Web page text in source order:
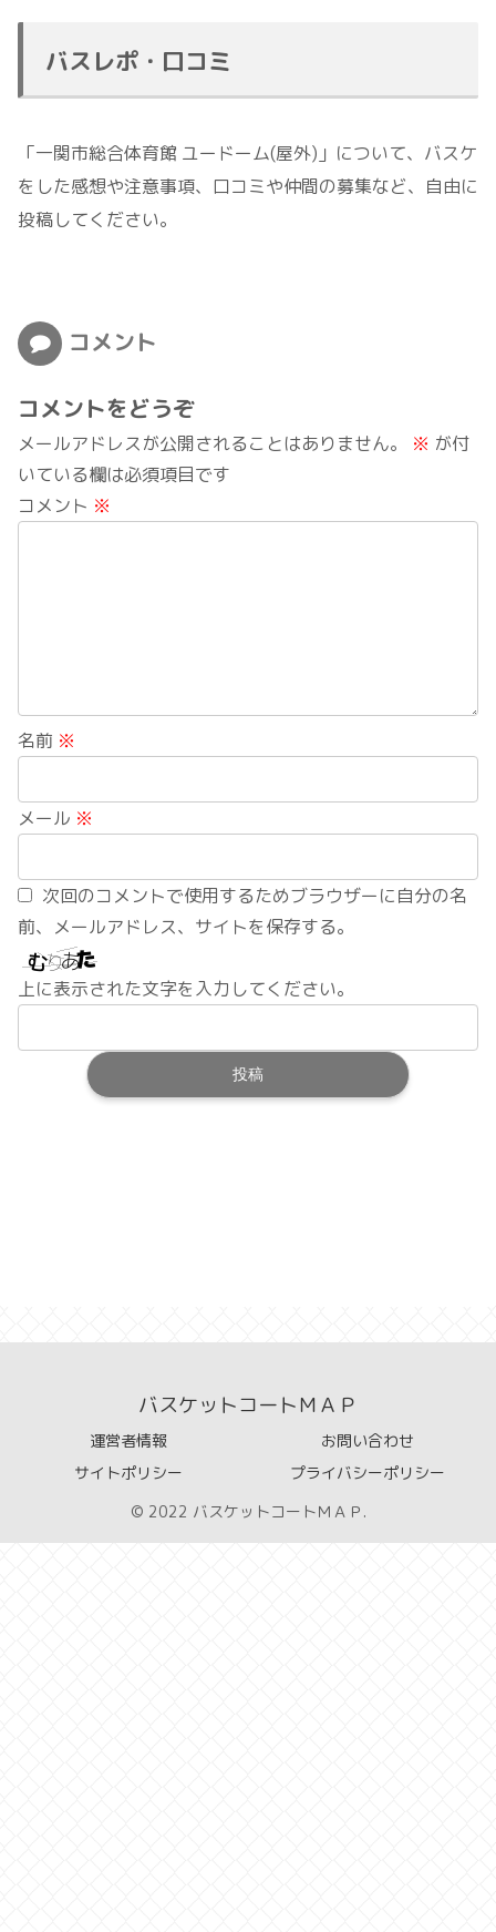
バスレポ・口コミ
「一関市総合体育館 ユードーム(屋外)」について、バスケ
をした感想や注意事項、口コミや仲間の募集など、自由に
投稿してください。
コメント
コメントをどうぞ
メールアドレスが公開されることはありません。 ※ が付
いている欄は必須項目です
コメント ※
名前 ※
メール ※
次回のコメントで使用するためブラウザーに自分の名
前、メールアドレス、サイトを保存する。
上に表示された文字を入力してください。
バスケットコートＭＡＰ
運営者情報
お問い合わせ
サイトポリシー
プライバシーポリシー
© 2022 バスケットコートＭＡＰ.